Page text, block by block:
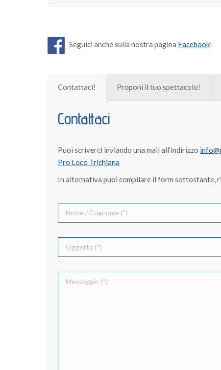
Seguici anche sulla nostra pagina Facebook!
Contattaci! Proponi il tuo spettacolo!
Contattaci
Puoi scriverci inviando una mail all’indirizzo
Pro Loco Trichiana
In alternativa puoi compilare il form sottostante,